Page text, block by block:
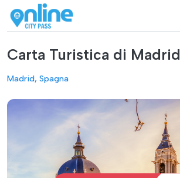
Carta Turistica di Madrid
Madrid, Spagna